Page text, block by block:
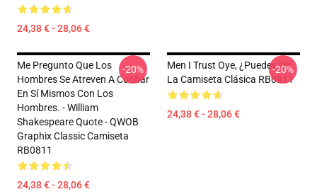
24,38 € - 28,06 €
Me Pregunto Que Los
Hombres Se Atreven A Confiar
En Sí Mismos Con Los
Hombres. - William
Shakespeare Quote - QWOB
Graphix Classic Camiseta
RB0811
24,38 € - 28,06 €
-20%
Men I Trust Oye, ¿puedes Oír
La Camiseta Clásica RB0811
24,38 € - 28,06 €
-20%